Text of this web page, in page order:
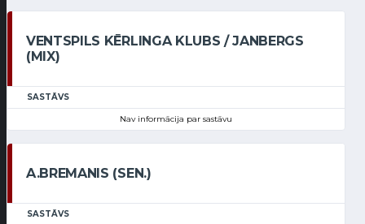
VENTSPILS KĒRLINGA KLUBS / JANBERGS
(MIX)
SASTĀVS
Nav informācija par sastāvu
A.BREMANIS (SEN.)
SASTĀVS